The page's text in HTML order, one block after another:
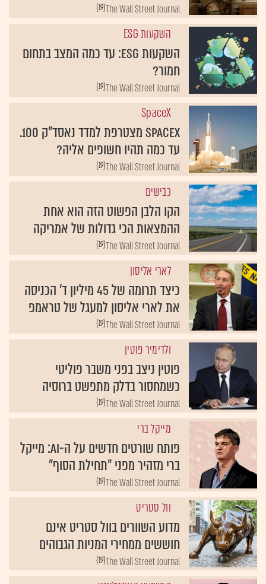
{19}The Wall Street Journal
השקעות ESG
השקעות ESG: עד כמה המצב בתחום
חמור?
{19}The Wall Street Journal
SpaceX
SpaceX מצטרפת למדד נאסד"ק 100.
עד כמה תהיו חשופים אליה?
{19}The Wall Street Journal
כבישים
הקו הלבן הפשוט הזה הוא אחת
ההמצאות הכי גדולות של אמריקה
{19}The Wall Street Journal
לארי אליסון
כיצד תרומה של 45 מיליון ד' הכניסה
את לארי אליסון למעגל של טראמפ
{19}The Wall Street Journal
ולדימיר פוטין
פוטין ניצב בפני משבר פוליטי
כשמחסור בדלק מתפשט ברוסיה
{19}The Wall Street Journal
מייקל ברי
פותח שורטים חדשים על ה-AI: מייקל
ברי מזהיר מפני "תחילת הסוף"
{19}The Wall Street Journal
וול סטריט
מדוע השוורים בוול סטריט אינם
חוששים ממחירי המניות הגבוהים
{19}The Wall Street Journal